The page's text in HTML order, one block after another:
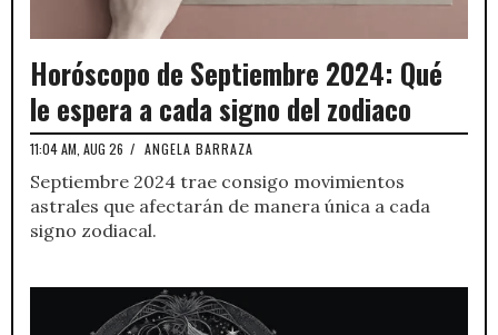
Horóscopo de Septiembre 2024: Qué
le espera a cada signo del zodiaco
11:04 AM, AUG 26 / ANGELA BARRAZA
Septiembre 2024 trae consigo movimientos
astrales que afectarán de manera única a cada
signo zodiacal.